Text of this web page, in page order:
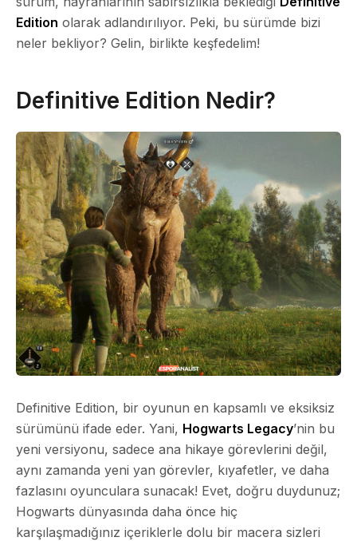
Edition olarak adlandırılıyor. Peki, bu sürümde bizi
neler bekliyor? Gelin, birlikte keşfedelim!
Definitive Edition Nedir?
Definitive Edition, bir oyunun en kapsamlı ve eksiksiz
sürümünü ifade eder. Yani, Hogwarts Legacy’nin bu
yeni versiyonu, sadece ana hikaye görevlerini değil,
aynı zamanda yeni yan görevler, kıyafetler, ve daha
fazlasını oyunculara sunacak! Evet, doğru duydunuz;
Hogwarts dünyasında daha önce hiç
karşılaşmadığınız içeriklerle dolu bir macera sizleri